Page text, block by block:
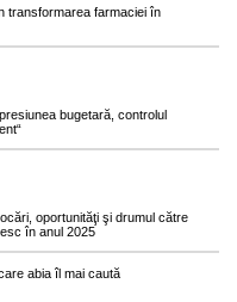
transformarea farmaciei în
bugetară, controlul
oportunităţi şi drumul către
în anul 2025
abia îl mai caută